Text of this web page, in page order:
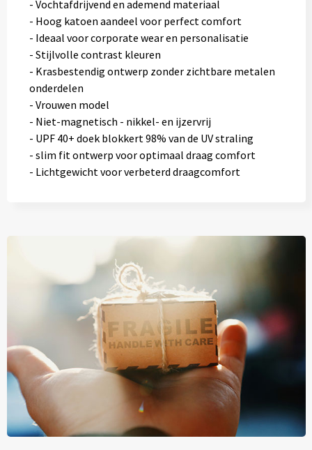
- Vochtafdrijvend en ademend materiaal
- Hoog katoen aandeel voor perfect comfort
- Ideaal voor corporate wear en personalisatie
- Stijlvolle contrast kleuren
- Krasbestendig ontwerp zonder zichtbare metalen
onderdelen
- Vrouwen model
- Niet-magnetisch - nikkel- en ijzervrij
- UPF 40+ doek blokkert 98% van de UV straling
- slim fit ontwerp voor optimaal draag comfort
- Lichtgewicht voor verbeterd draagcomfort